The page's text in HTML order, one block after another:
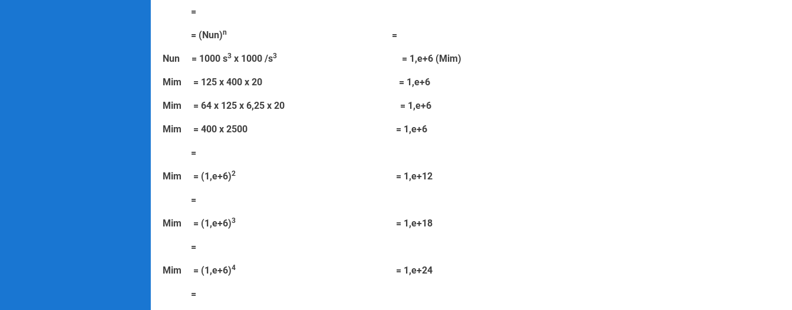
=
= (Nun)n =
Nun = 1000 s3 x 1000 /s3 = 1,e+6 (Mim)
Mim = 125 x 400 x 20 = 1,e+6
Mim = 64 x 125 x 6,25 x 20 = 1,e+6
Mim = 400 x 2500 = 1,e+6
=
Mim = (1,e+6)2 = 1,e+12
=
Mim = (1,e+6)3 = 1,e+18
=
Mim = (1,e+6)4 = 1,e+24
=